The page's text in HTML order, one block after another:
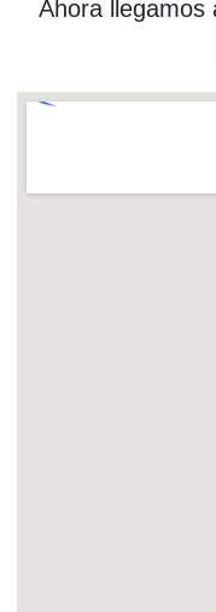
Ahora llegamos